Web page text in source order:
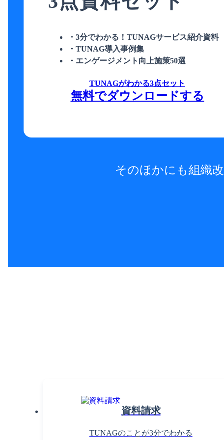
・3分でわかる！TUNAGサービス紹介資料
・TUNAG導入事例集
・エンゲージメント向上施策50選
TUNAGがわかる3点セット
無料でダウンロードする
そのほかにも組織
資料請求
TUNAGのことが3分でわかる